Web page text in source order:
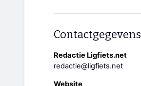
Contactgegevens
Redactie Ligfiets.net
redactie@ligfiets.net
Website